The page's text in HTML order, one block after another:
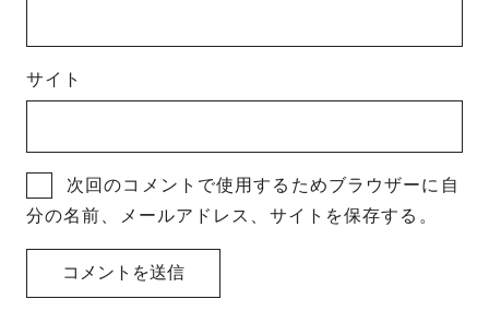
サイト
次回のコメントで使用するためブラウザーに自
分の名前、メールアドレス、サイトを保存する。